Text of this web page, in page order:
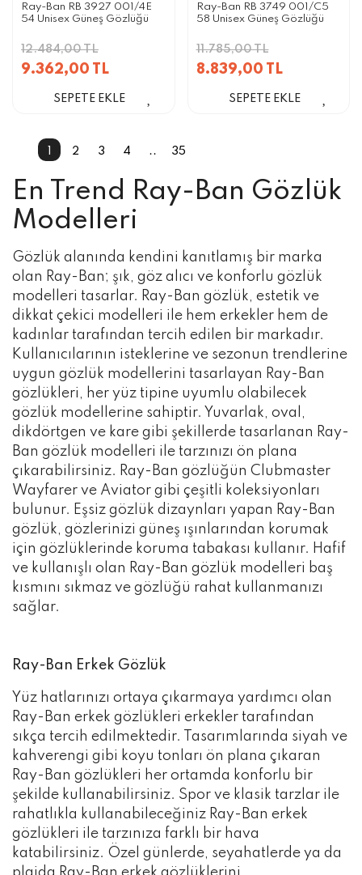
Ray-Ban RB 3927 001/4E
54 Unisex Güneş Gözlüğü
12.484,00 TL
9.362,00 TL
SEPETE EKLE
Ray-Ban RB 3749 001/C5
58 Unisex Güneş Gözlüğü
11.785,00 TL
8.839,00 TL
SEPETE EKLE
2 3 4 .. 35
En Trend Ray-Ban Gözlük
Modelleri
Gözlük alanında kendini kanıtlamış bir marka
olan Ray-Ban; şık, göz alıcı ve konforlu gözlük
modelleri tasarlar. Ray-Ban gözlük, estetik ve
dikkat çekici modelleri ile hem erkekler hem de
kadınlar tarafından tercih edilen bir markadır.
Kullanıcılarının isteklerine ve sezonun trendlerine
uygun gözlük modellerini tasarlayan Ray-Ban
gözlükleri, her yüz tipine uyumlu olabilecek
gözlük modellerine sahiptir. Yuvarlak, oval,
dikdörtgen ve kare gibi şekillerde tasarlanan Ray-
Ban gözlük modelleri ile tarzınızı ön plana
çıkarabilirsiniz. Ray-Ban gözlüğün Clubmaster
Wayfarer ve Aviator gibi çeşitli koleksiyonları
bulunur. Eşsiz gözlük dizaynları yapan Ray-Ban
gözlük, gözlerinizi güneş ışınlarından korumak
için gözlüklerinde koruma tabakası kullanır. Hafif
ve kullanışlı olan Ray-Ban gözlük modelleri baş
kısmını sıkmaz ve gözlüğü rahat kullanmanızı
sağlar.
Ray-Ban Erkek Gözlük
Yüz hatlarınızı ortaya çıkarmaya yardımcı olan
Ray-Ban erkek gözlükleri erkekler tarafından
sıkça tercih edilmektedir. Tasarımlarında siyah ve
kahverengi gibi koyu tonları ön plana çıkaran
Ray-Ban gözlükleri her ortamda konforlu bir
şekilde kullanabilirsiniz. Spor ve klasik tarzlar ile
rahatlıkla kullanabileceğiniz Ray-Ban erkek
gözlükleri ile tarzınıza farklı bir hava
katabilirsiniz. Özel günlerde, seyahatlerde ya da